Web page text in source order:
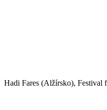
Hadi Fares (Alžírsko), Festival